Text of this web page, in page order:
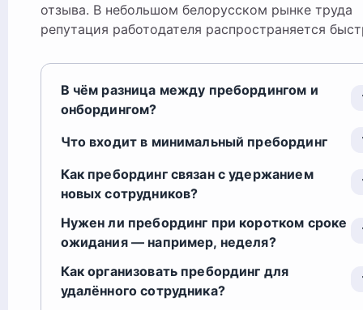
отзыва. В небольшом белорусском рынке труда
репутация работодателя распространяется
В чём разница между пребордингом и
онбордингом?
Что входит в минимальный пребординг
Как пребординг связан с удержанием
новых сотрудников?
Нужен ли пребординг при коротком сроке
ожидания — например, неделя?
Как организовать пребординг для
удалённого сотрудника?